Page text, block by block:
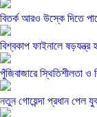
বিতর্ক আরও উস্কে দিতে
বিশ্বকাপ ফাইনালে ষড়যন্ত্র
পুঁজিবাজারে স্থিতিশীলতা
নতুন গোয়েন্দা প্রধান পেল